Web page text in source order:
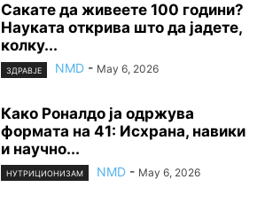
Сакате да живеете 100 години?
Науката открива што да јадете,
колку...
ЗДРАВЈЕ NMD - May 6, 2026
Како Роналдо ја одржува
формата на 41: Исхрана, навики
и научно...
НУТРИЦИОНИЗАМ NMD - May 6, 2026